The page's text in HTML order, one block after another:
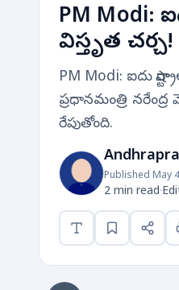
PM Modi:
విస్తృత చర్చ!
PM Modi: ఐదు
ప్రధానమంత్రి
రేపుతోంది.
Published May
2 min read·